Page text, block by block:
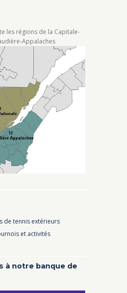
les régions de la Capitale-
Appalaches
de tennis extérieurs
et activités
à notre banque de